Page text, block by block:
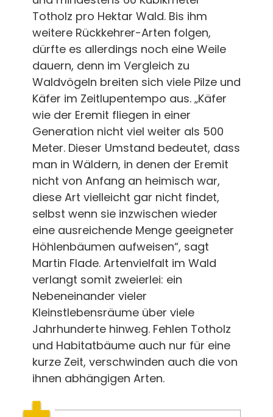
Totholz pro Hektar Wald. Bis ihm
weitere Rückkehrer-Arten folgen,
dürfte es allerdings noch eine Weile
dauern, denn im Vergleich zu
Waldvögeln breiten sich viele Pilze und
Käfer im Zeitlupentempo aus. „Käfer
wie der Eremit fliegen in einer
Generation nicht viel weiter als 500
Meter. Dieser Umstand bedeutet, dass
man in Wäldern, in denen der Eremit
nicht von Anfang an heimisch war,
diese Art vielleicht gar nicht findet,
selbst wenn sie inzwischen wieder
eine ausreichende Menge geeigneter
Höhlenbäumen aufweisen“, sagt
Martin Flade. Artenvielfalt im Wald
verlangt somit zweierlei: ein
Nebeneinander vieler
Kleinstlebensräume über viele
Jahrhunderte hinweg. Fehlen Totholz
und Habitatbäume auch nur für eine
kurze Zeit, verschwinden auch die von
ihnen abhängigen Arten.